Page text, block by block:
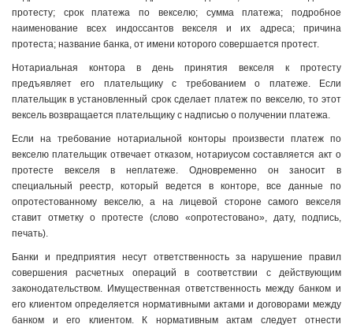
протесту; срок платежа по векселю; сумма платежа; подробное
наименование всех индоссантов векселя и их адреса; причина
протеста; название банка, от имени которого совершается протест.
Нотариальная контора в день принятия векселя к протесту
предъявляет его плательщику с требованием о платеже. Если
плательщик в установленный срок сделает платеж по векселю, то этот
вексель возвращается плательщику с надписью о получении платежа.
Если на требование нотариальной конторы произвести платеж по
векселю плательщик отвечает отказом, нотариусом составляется акт о
протесте векселя в неплатеже. Одновременно он заносит в
специальный реестр, который ведется в конторе, все данные по
опротестованному векселю, а на лицевой стороне самого векселя
ставит отметку о протесте (слово «опротестовано», дату, подпись,
печать).
Банки и предприятия несут ответственность за нарушение правил
совершения расчетных операций в соответствии с действующим
законодательством. Имущественная ответственность между банком и
его клиентом определяется нормативными актами и договорами между
банком и его клиентом. К нормативным актам следует отнести